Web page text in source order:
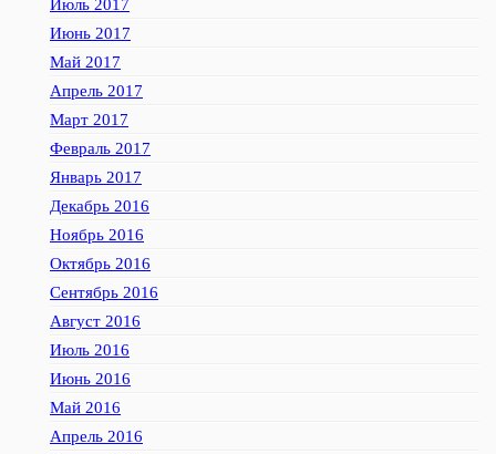
Июль 2017
Июнь 2017
Май 2017
Апрель 2017
Март 2017
Февраль 2017
Январь 2017
Декабрь 2016
Ноябрь 2016
Октябрь 2016
Сентябрь 2016
Август 2016
Июль 2016
Июнь 2016
Май 2016
Апрель 2016